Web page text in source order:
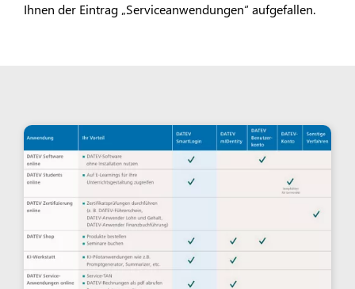
Ihnen der Eintrag „Serviceanwendungen“ aufgefallen.